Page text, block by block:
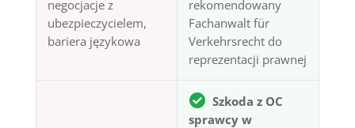
negocjacje z
ubezpieczycielem,
bariera językowa
rekomendowany
Fachanwalt für
Verkehrsrecht do
reprezentacji prawnej
Szkoda z OC
sprawcy w